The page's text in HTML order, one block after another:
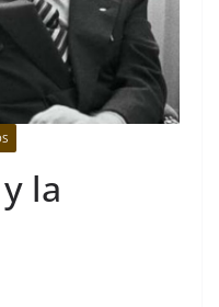
la